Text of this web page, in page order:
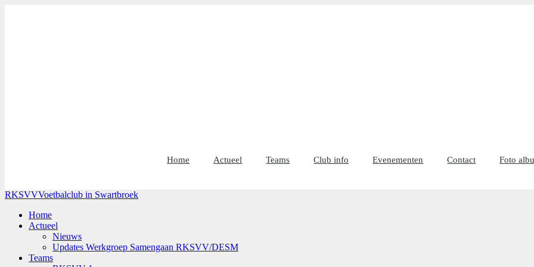
Home Actueel Teams Club info Evenementen Contact Foto
RKSVVVoetbalclub in Swartbroek
Home
Actueel
Nieuws
Updates Werkgroep Samengaan RKSVV/DESM
Teams